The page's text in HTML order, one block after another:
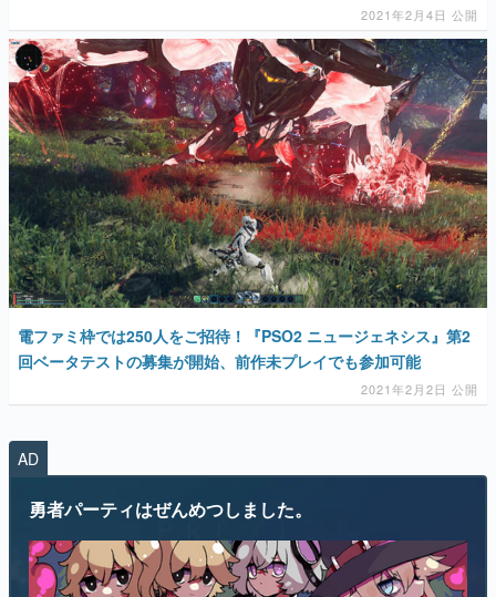
2021年2月4日 公開
電ファミ枠では250人をご招待！『PSO2 ニュージェネシス』第2
回ベータテストの募集が開始、前作未プレイでも参加可能
2021年2月2日 公開
AD
勇者パーティはぜんめつしました。